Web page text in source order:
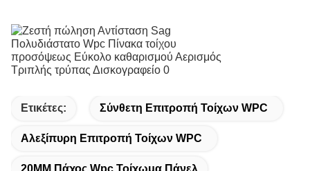
Ετικέτες: Σύνθετη Επιτροπή Τοίχων WPC
Αλεξίπυρη Επιτροπή Τοίχων WPC
20MM Πάχος Wpc Τοίχωμα Πάνελ